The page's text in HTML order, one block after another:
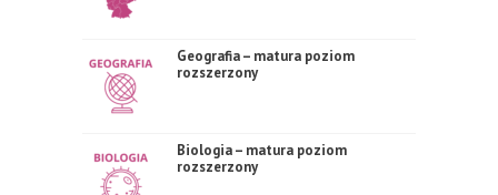
Geografia – matura poziom
rozszerzony
Biologia – matura poziom
rozszerzony